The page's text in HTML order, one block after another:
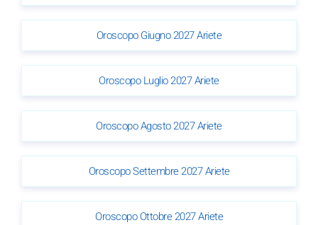
Oroscopo Giugno 2027 Ariete
Oroscopo Luglio 2027 Ariete
Oroscopo Agosto 2027 Ariete
Oroscopo Settembre 2027 Ariete
Oroscopo Ottobre 2027 Ariete